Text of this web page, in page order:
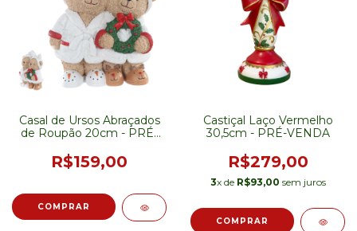
Casal de Ursos Abraçados
de Roupão 20cm - PRÉ-
R$159,00
Castiçal Laço Vermelho
30,5cm - PRÉ-VENDA
R$279,00
3x de R$93,00 sem juros